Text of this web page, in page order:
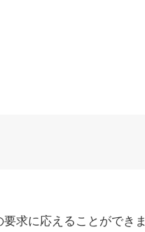
求に応えることができま